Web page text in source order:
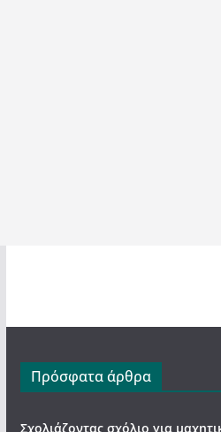
Πρόσφατα άρθρα
Σχολιάζοντας σχόλιο για